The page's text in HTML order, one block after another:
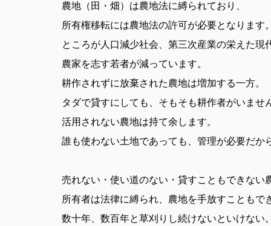
農地（田・畑）は農地法に縛られており、
所有権移転には農地法の許可が必要となります。
ところが人口減少社会、第三次産業の栄えた現
農家を志す若者が減っています。
耕作されずに放棄された農地は増加する一方。
タダで貸すにしても、そもそも耕作者がいませ
活用されない農地は持て余します。
誰も使わない土地であっても、管理が必要だか
売れない・使い道のない・貸すこともできない
所有者は法律に縛られ、農地を手放すこともで
数十年、数百年と草刈りし続けないといけない。